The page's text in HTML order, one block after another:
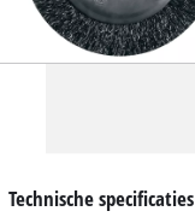
Technische specificaties